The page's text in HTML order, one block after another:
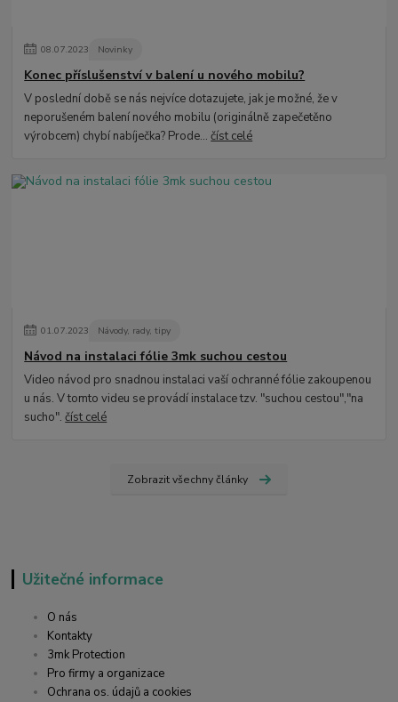
08.07.2023 Novinky
Konec příslušenství v balení u nového mobilu?
V poslední době se nás nejvíce dotazujete, jak je možné, že v
neporušeném balení nového mobilu (originálně zapečetěno
výrobcem) chybí nabíječka? Prode...číst celé
01.07.2023 Návody, rady, tipy
Návod na instalaci fólie 3mk suchou cestou
Video návod pro snadnou instalaci vaší ochranné fólie zakoupenou
u nás. V tomto videu se provádí instalace tzv. "suchou cestou","na
sucho".číst celé
Zobrazit všechny články
Užitečné informace
O nás
Kontakty
3mk Protection
Pro firmy a organizace
Ochrana os. údajů a cookies